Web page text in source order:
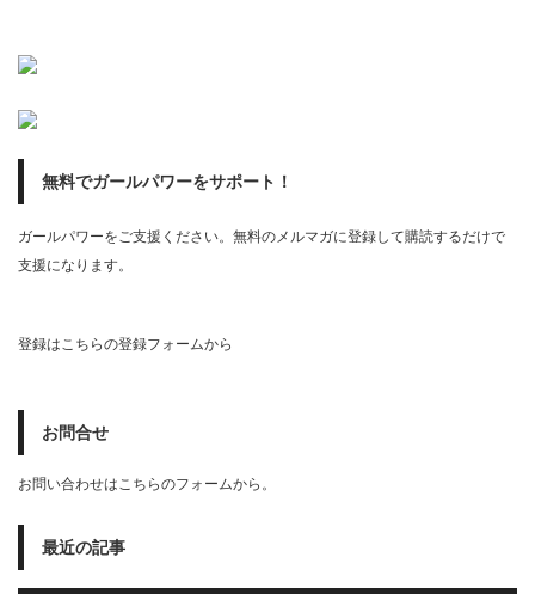
無料でガールパワーをサポート！
ガールパワーをご支援ください。無料のメルマガに登録して購読するだけで
支援になります。
登録はこちらの登録フォームから
お問合せ
お問い合わせはこちらのフォームから。
最近の記事